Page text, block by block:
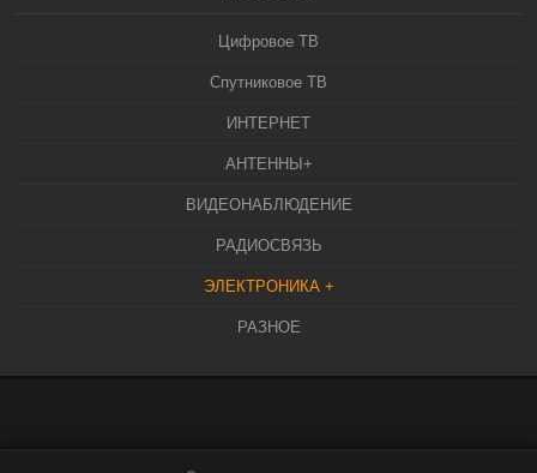
Цифровое ТВ
Спутниковое ТВ
ИНТЕРНЕТ
АНТЕННЫ+
ВИДЕОНАБЛЮДЕНИЕ
РАДИОСВЯЗЬ
ЭЛЕКТРОНИКА +
РАЗНОЕ